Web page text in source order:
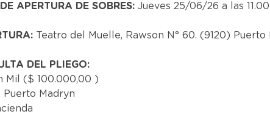
APERTURA DE SOBRES: Jueves 25/06/26 a las 11.00
Teatro del Muelle, Rawson N° 60. (9120) Puerto
DEL PLIEGO:
Mil ($ 100.000,00 )
Puerto Madryn